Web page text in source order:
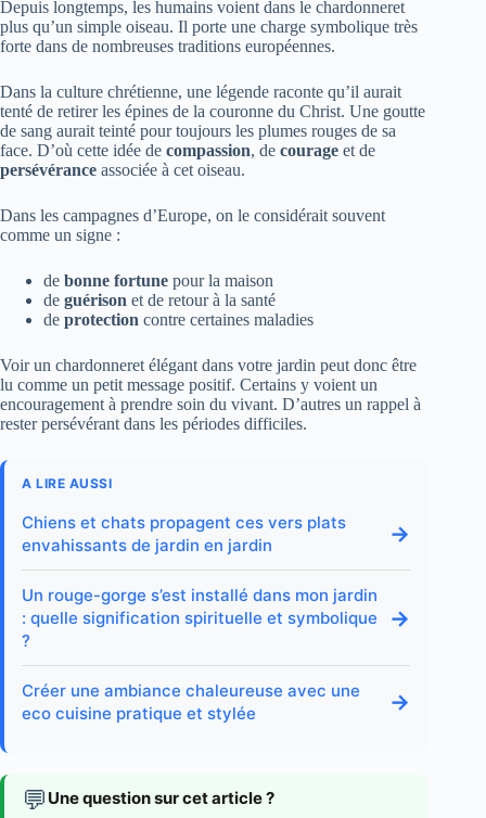
Depuis longtemps, les humains voient dans le chardonneret
plus qu’un simple oiseau. Il porte une charge symbolique très
forte dans de nombreuses traditions européennes.
Dans la culture chrétienne, une légende raconte qu’il aurait
tenté de retirer les épines de la couronne du Christ. Une goutte
de sang aurait teinté pour toujours les plumes rouges de sa
face. D’où cette idée de compassion, de courage et de
persévérance associée à cet oiseau.
Dans les campagnes d’Europe, on le considérait souvent
comme un signe :
de bonne fortune pour la maison
de guérison et de retour à la santé
de protection contre certaines maladies
Voir un chardonneret élégant dans votre jardin peut donc être
lu comme un petit message positif. Certains y voient un
encouragement à prendre soin du vivant. D’autres un rappel à
rester persévérant dans les périodes difficiles.
A LIRE AUSSI
Chiens et chats propagent ces vers plats
envahissants de jardin en jardin
→
Un rouge-gorge s’est installé dans mon jardin
: quelle signification spirituelle et symbolique
?
→
Créer une ambiance chaleureuse avec une
eco cuisine pratique et stylée
→
💬 Une question sur cet article ?